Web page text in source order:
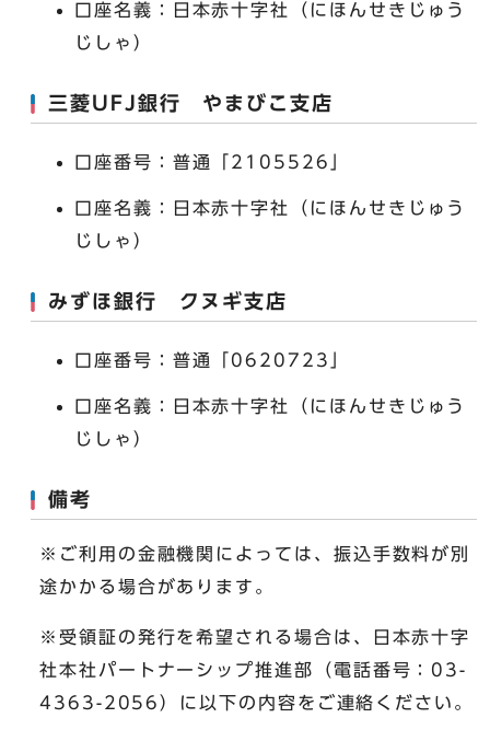
口座名義：日本赤十字社（にほんせきじゅう
じしゃ）
三菱UFJ銀行 やまびこ支店
口座番号：普通「2105526」
口座名義：日本赤十字社（にほんせきじゅう
じしゃ）
みずほ銀行 クヌギ支店
口座番号：普通「0620723」
口座名義：日本赤十字社（にほんせきじゅう
じしゃ）
備考
※ご利用の金融機関によっては、振込手数料が別
途かかる場合があります。
※受領証の発行を希望される場合は、日本赤十字
社本社パートナーシップ推進部（電話番号：03-
4363-2056）に以下の内容をご連絡ください。